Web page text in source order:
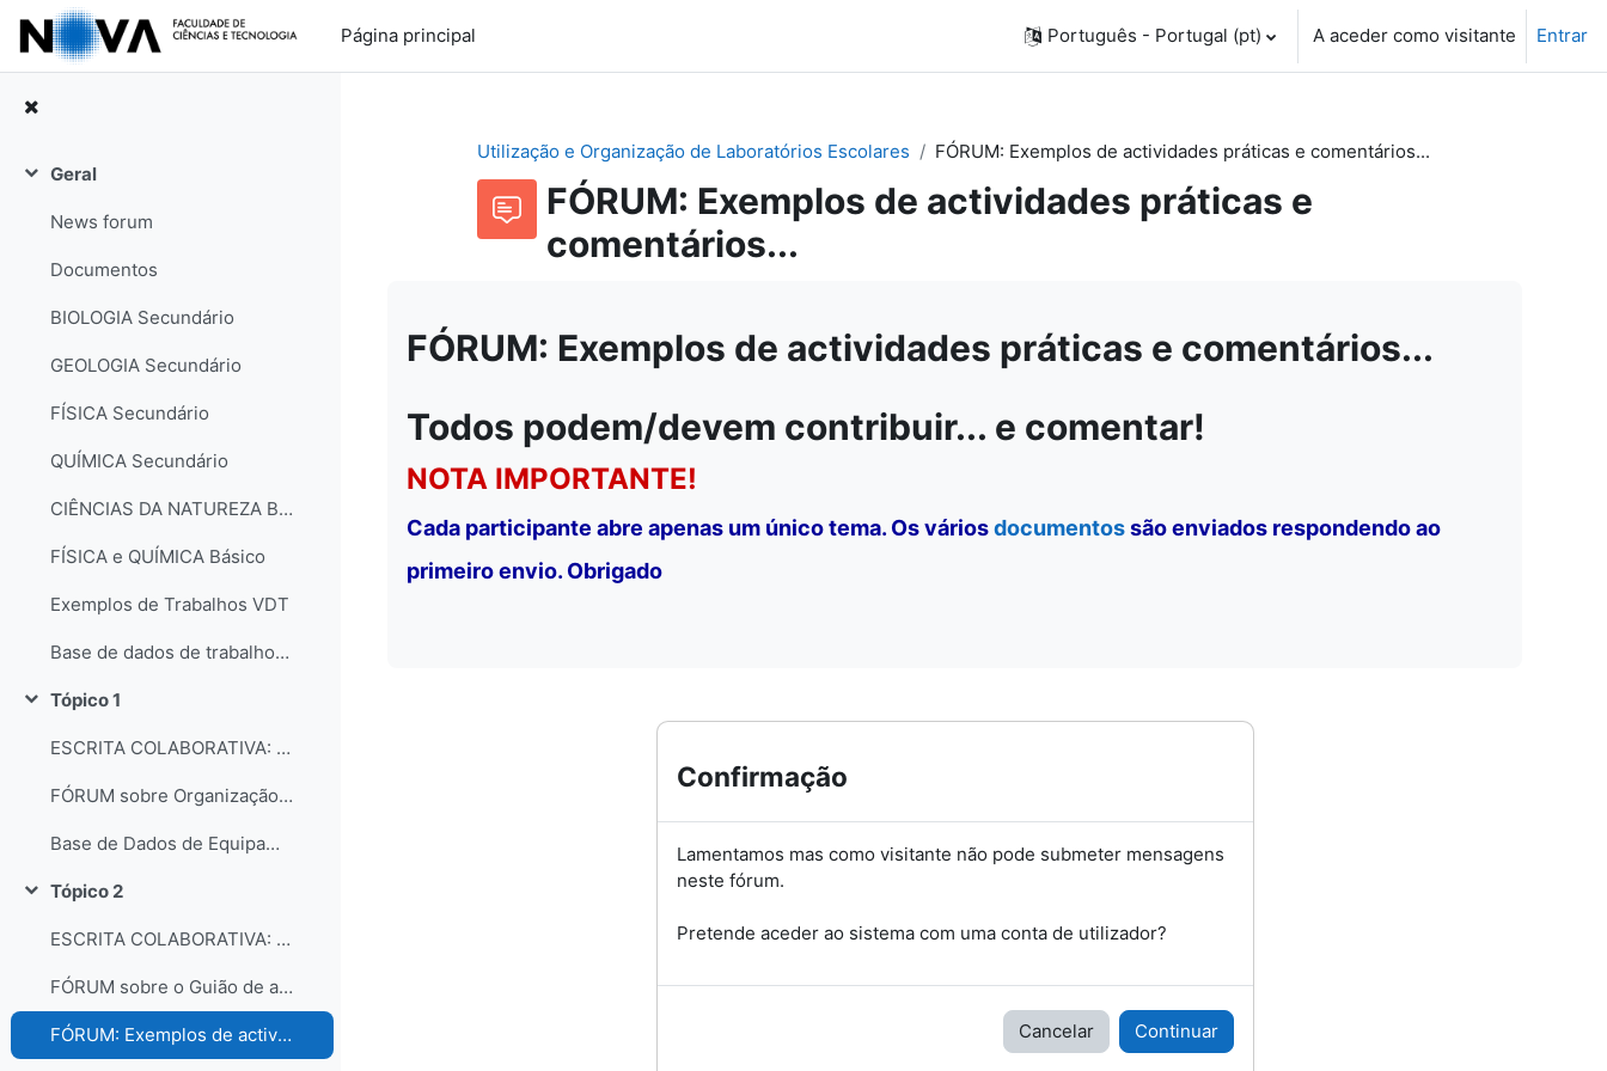
Ir para o conteúdo principal
Página principal
Português - Portugal ‎(pt)‎ A aceder como visitante Entrar
Contrair
Geral
News forum
Documentos
BIOLOGIA Secundário
GEOLOGIA Secundário
FÍSICA Secundário
QUÍMICA Secundário
CIÊNCIAS DA NATUREZA Básico
FÍSICA e QUÍMICA Básico
Exemplos de Trabalhos VDT
Base de dados de trabalhos dos participantes do curso
Contrair
Tópico 1
ESCRITA COLABORATIVA: Organização dos laboratórios
FÓRUM sobre Organização e gestão dos laboratórios escolares
Base de Dados de Equipamentos e Consumíveis dos Laboratórios
Contrair
Tópico 2
ESCRITA COLABORATIVA: Guião de Actividade Prática
FÓRUM sobre o Guião de actividades práticas
FÓRUM: Exemplos de actividades práticas e comentários...
Utilização e Organização de Laboratórios Escolares FÓRUM: Exemplos de actividades práticas e comentários...
FÓRUM: Exemplos de actividades práticas e
comentários...
FÓRUM: Exemplos de actividades práticas e comentários...
Todos podem/devem contribuir... e comentar!
NOTA IMPORTANTE!
Cada participante abre apenas um único tema. Os váriosdocumentossão enviados respondendo ao
primeiro envio. Obrigado
Confirmação
Lamentamos mas como visitante não pode submeter mensagens
neste fórum.
Pretende aceder ao sistema com uma conta de utilizador?
Cancelar Continuar